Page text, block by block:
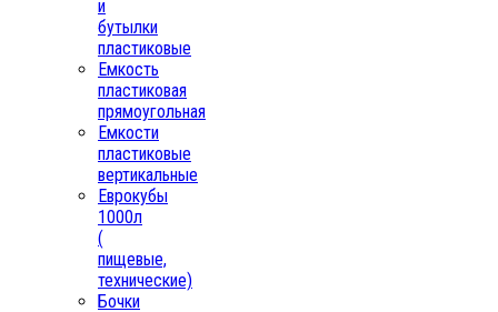
и
бутылки
пластиковые
Емкость
пластиковая
прямоугольная
Емкости
пластиковые
вертикальные
Еврокубы
1000л
(
пищевые,
технические)
Бочки